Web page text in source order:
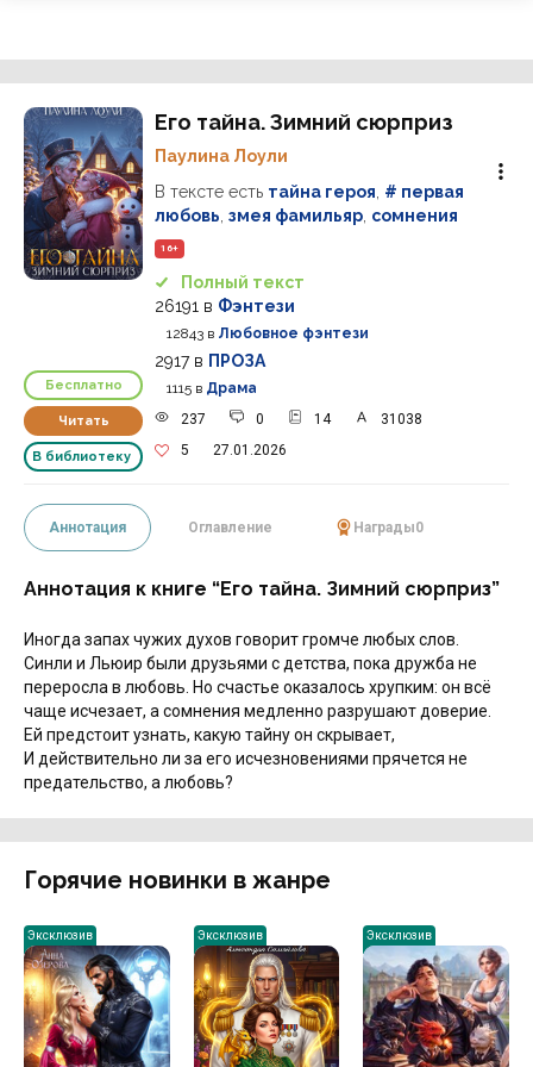
Бесплатно
Читать
В библиотеку
Его тайна. Зимний сюрприз
Паулина Лоули
В тексте есть тайна героя # первая
любовь змея фамильяр сомнения
16+
Полный текст
26191 в Фэнтези
12843 в Любовное фэнтези
2917 в ПРОЗА
1115 в Драма
237
0 14
31038
5
27.01.2026
Аннотация Оглавление Награды0
Аннотация к книге “Его тайна. Зимний сюрприз”
Иногда запах чужих духов говорит громче любых слов.
Синли и Льюир были друзьями с детства, пока дружба не
переросла в любовь. Но счастье оказалось хрупким: он всё
чаще исчезает, а сомнения медленно разрушают доверие.
Ей предстоит узнать, какую тайну он скрывает,
И действительно ли за его исчезновениями прячется не
предательство, а любовь?
Горячие новинки в жанре
Эксклюзив Эксклюзив Эксклюзив